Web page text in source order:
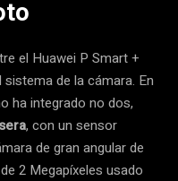
el Huawei P Smart +
de la cámara. En
ha integrado no dos,
, con un sensor
de gran angular de
2 Megapíxeles usado